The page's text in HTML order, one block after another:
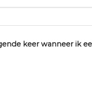
keer wanneer ik